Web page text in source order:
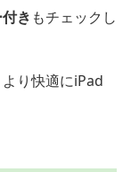
き もチェックし
り快適にiPad